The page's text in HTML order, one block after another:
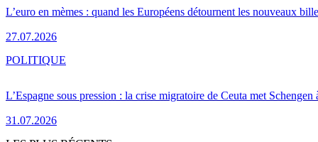
L’euro en mèmes : quand les Européens détournent les nouveaux
27.07.2026
L’Espagne sous pression : la crise migratoire de Ceuta met Schengen
31.07.2026
POLITIQUE